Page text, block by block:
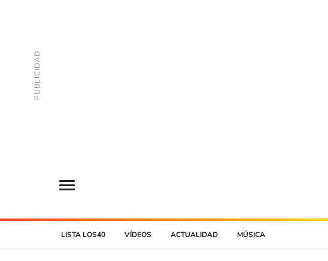
LISTA LOS40 VÍDEOS ACTUALIDAD MÚSICA